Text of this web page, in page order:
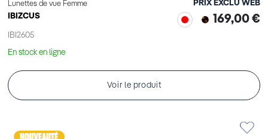
Lunettes de vue Femme
IBIZCUS
IBI2605
PRIX EXCLU WEB
169,00 €
En stock en ligne
Voir le produit